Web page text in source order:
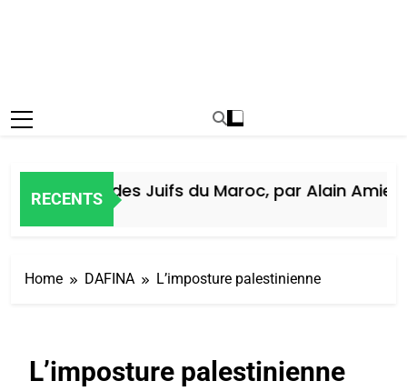
RECENTS
Histoire des Juifs du Maroc, par Alain Amiel
Home DAFINA L’imposture palestinienne
L’imposture palestinienne